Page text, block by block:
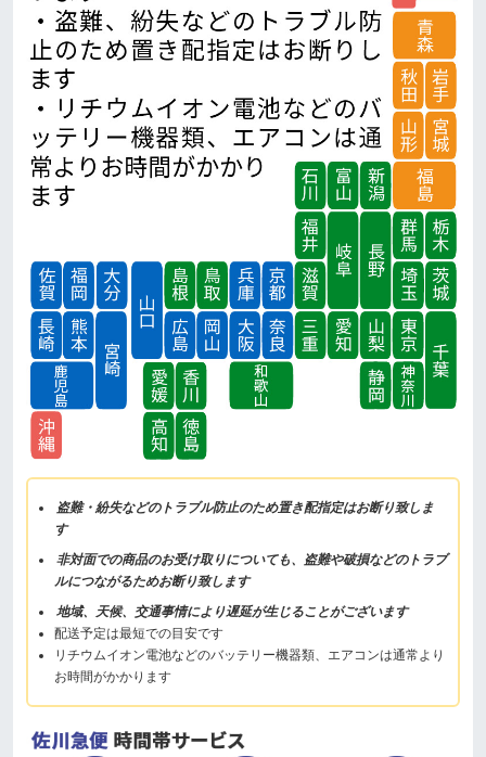
盗難・紛失などのトラブル防止のため置き配指定はお断り致しま
す
非対面での商品のお受け取りについても、盗難や破損などのトラブ
ルにつながるためお断り致します
地域、天候、交通事情により遅延が生じることがございます
配送予定は最短での目安です
リチウムイオン電池などのバッテリー機器類、エアコンは通常より
お時間がかかります